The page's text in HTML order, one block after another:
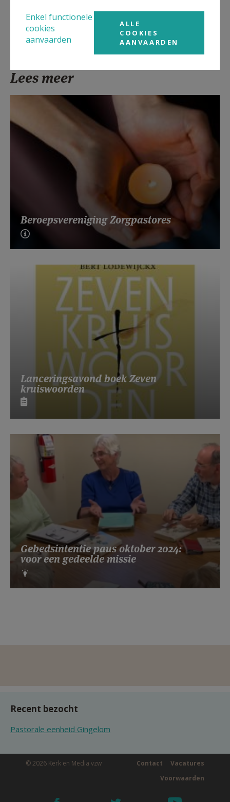
Lees meer
Beroepsvereniging Zorgpastores
Lanceringsavond boek Zeven
kruiswoorden
Gebedsintentie paus oktober 2024:
voor een gedeelde missie
Recent bezocht
Pastorale eenheid Gingelom
© 2026 Kerk en Media vzw Vacatures
Contact
Voorwaarden
Enkel functionele
cookies
aanvaarden
ALLE
COOKIES
AANVAARDEN